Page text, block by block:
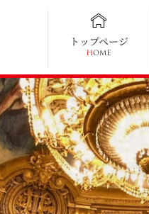
トップページ